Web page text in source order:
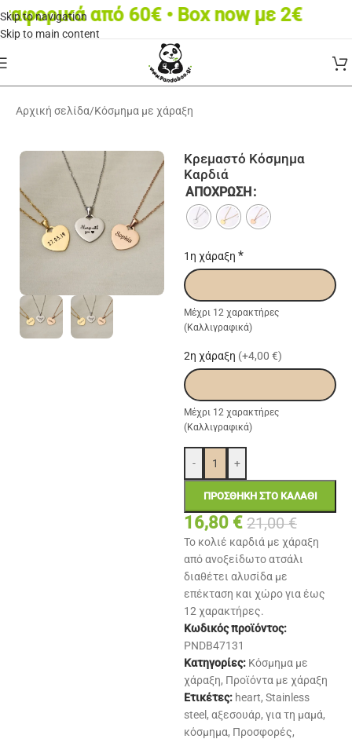
Skip to navigation
Skip to main content
από 60€ • Box now με 2€
Αρχική σελίδα/Κόσμημα με χάραξη
Κρεμαστό Κόσμημα
Καρδιά
ΑΠΌΧΡΩΣΗ
1η χάραξη *
Μέχρι 12 χαρακτήρες
(Καλλιγραφικά)
2η χάραξη (+4,00 €)
Μέχρι 12 χαρακτήρες
(Καλλιγραφικά)
- +
ΠΡΟΣΘΉΚΗ ΣΤΟ ΚΑΛΆΘΙ
16,80 € 21,00€
Το κολιέ καρδιά με χάραξη
από ανοξείδωτο ατσάλι
διαθέτει αλυσίδα με
επέκταση και χώρο για έως
12 χαρακτήρες.
Κωδικός προϊόντος:
PNDB47131
Κατηγορίες: Κόσμημα με
χάραξη, Προϊόντα με χάραξη
Ετικέτες: heart, Stainless
steel , αξεσουάρ, για τη μαμά,
κόσμημα, Προσφορές,